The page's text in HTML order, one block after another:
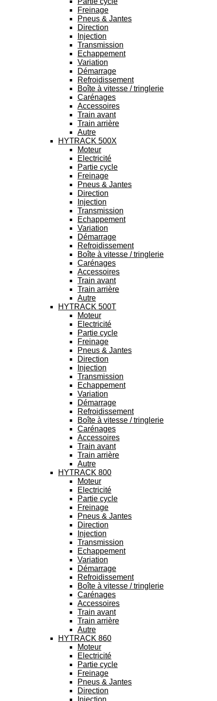
Freinage
Pneus & Jantes
Direction
Injection
Transmission
Echappement
Variation
Démarrage
Refroidissement
Boîte à vitesse / tringlerie
Carénages
Accessoires
Train avant
Train arrière
Autre
HYTRACK 500X
Moteur
Electricité
Partie cycle
Freinage
Pneus & Jantes
Direction
Injection
Transmission
Echappement
Variation
Démarrage
Refroidissement
Boîte à vitesse / tringlerie
Carénages
Accessoires
Train avant
Train arrière
Autre
HYTRACK 500T
Moteur
Electricité
Partie cycle
Freinage
Pneus & Jantes
Direction
Injection
Transmission
Echappement
Variation
Démarrage
Refroidissement
Boîte à vitesse / tringlerie
Carénages
Accessoires
Train avant
Train arrière
Autre
HYTRACK 800
Moteur
Electricité
Partie cycle
Freinage
Pneus & Jantes
Direction
Injection
Transmission
Echappement
Variation
Démarrage
Refroidissement
Boîte à vitesse / tringlerie
Carénages
Accessoires
Train avant
Train arrière
Autre
HYTRACK 860
Moteur
Electricité
Partie cycle
Freinage
Pneus & Jantes
Direction
Injection